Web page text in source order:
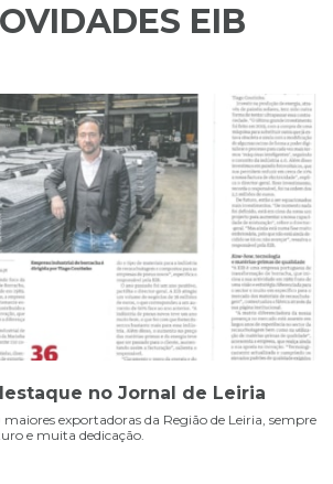
EIB
Presença no XXX Painel da APIB
do Diretor Tiago